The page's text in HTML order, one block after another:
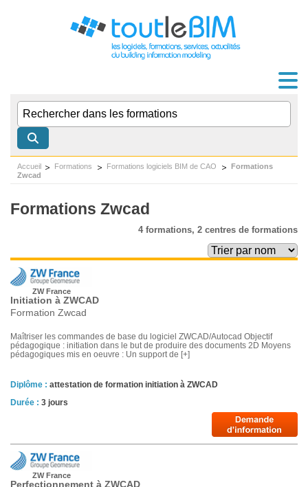
Accueil Formations Formations logiciels BIM de CAO
Formations
Zwcad
Formations Zwcad
4 formations, 2 centres de formations
ZW France
Initiation à ZWCAD
Formation Zwcad
Maîtriser les commandes de base du logiciel ZWCAD/Autocad Objectif
pédagogique : initiation dans le but de produire des documents 2D Moyens
pédagogiques mis en oeuvre : Un support de [+]
Diplôme : attestation de formation initiation à ZWCAD
Durée : 3 jours
ZW France
Perfectionnement à ZWCAD